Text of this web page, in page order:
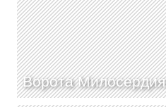
Ворота Милосердия